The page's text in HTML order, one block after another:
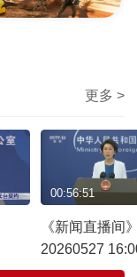
更多 >
《新闻直播间
20260527
00:56:51